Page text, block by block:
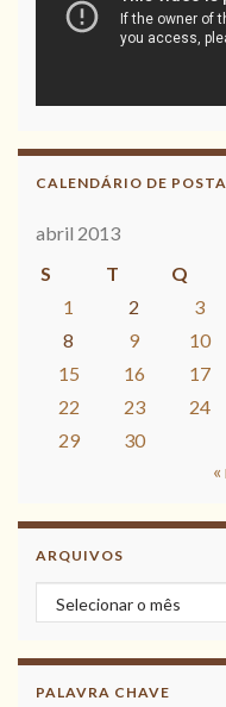
CALENDÁRIO DE
abril 2013
S
T Q
1
2 3
8
9 10
15
16 17
22
23 24
29
30
ARQUIVOS
Arquivos
PALAVRA CHAVE